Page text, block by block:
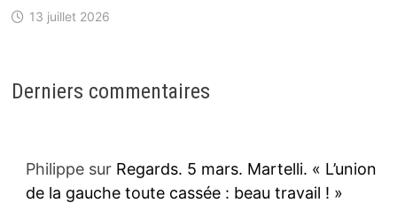
13 juillet 2026
Derniers commentaires
Philippesur Regards. 5 mars. Martelli. « L’union
de la gauche toute cassée : beau travail ! »